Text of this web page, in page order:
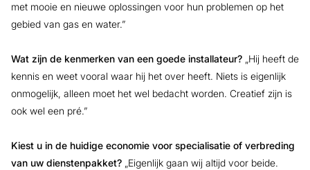
met mooie en nieuwe oplossingen voor hun problemen op het
gebied van gas en water.”
Wat zijn de kenmerken van een goede installateur? „Hij heeft de
kennis en weet vooral waar hij het over heeft. Niets is eigenlijk
onmogelijk, alleen moet het wel bedacht worden. Creatief zijn is
ook wel een pré.”
Kiest u in de huidige economie voor specialisatie of verbreding
van uw dienstenpakket? „Eigenlijk gaan wij altijd voor beide.